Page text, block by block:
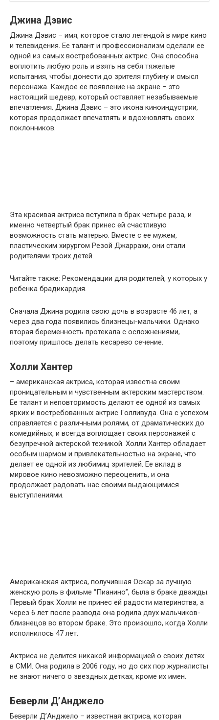
Джина Дэвис
Джина Дэвис – имя, которое стало легендой в мире кино
и телевидения. Ее талант и профессионализм сделали ее
одной из самых востребованных актрис. Она способна
воплотить любую роль и взять на себя тяжелые
испытания, чтобы донести до зрителя глубину и смысл
персонажа. Каждое ее появление на экране – это
настоящий шедевр, который оставляет незабываемые
впечатления. Джина Дэвис – это икона киноиндустрии,
которая продолжает впечатлять и вдохновлять своих
поклонников.
Эта красивая актриса вступила в брак четыре раза, и
именно четвертый брак принес ей счастливую
возможность стать матерью. Вместе с ее мужем,
пластическим хирургом Резой Джаррахи, они стали
родителями троих детей.
Читайте также: Рекомендации для родителей, у которых у
ребенка брадикардия.
Сначала Джина родила свою дочь в возрасте 46 лет, а
через два года появились близнецы-мальчики. Однако
вторая беременность протекала с осложнениями,
поэтому пришлось делать кесарево сечение.
Холли Хантер
– американская актриса, которая известна своим
проницательным и чувственным актерским мастерством.
Ее талант и неповторимость делают ее одной из самых
ярких и востребованных актрис Голливуда. Она с успехом
справляется с различными ролями, от драматических до
комедийных, и всегда воплощает своих персонажей с
безупречной актерской техникой. Холли Хантер обладает
особым шармом и привлекательностью на экране, что
делает ее одной из любимиц зрителей. Ее вклад в
мировое кино невозможно переоценить, и она
продолжает радовать нас своими выдающимися
выступлениями.
Американская актриса, получившая Оскар за лучшую
женскую роль в фильме “Пианино”, была в браке дважды.
Первый брак Холли не принес ей радости материнства, а
через 6 лет после развода она родила двух мальчиков-
близнецов во втором браке. Это произошло, когда Холли
исполнилось 47 лет.
Актриса не делится никакой информацией о своих детях
в СМИ. Она родила в 2006 году, но до сих пор журналисты
не знают ничего о звездных детках, кроме их имен.
Беверли Д’Анджело
Беверли Д’Анджело – известная актриса, которая